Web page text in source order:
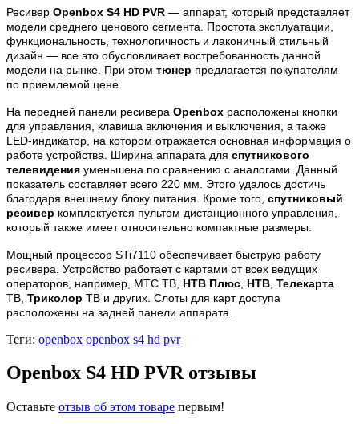
Ресивер Openbox S4 HD PVR — аппарат, который представляет
модели среднего ценового сегмента. Простота эксплуатации,
функциональность, технологичность и лаконичный стильный
дизайн — все это обусловливает востребованность данной
модели на рынке. При этом тюнер предлагается покупателям
по приемлемой цене.
На передней панели ресивера Openbox расположены кнопки
для управления, клавиша включения и выключения, а также
LED-индикатор, на котором отражается основная информация о
работе устройства. Ширина аппарата для спутникового
телевидения уменьшена по сравнению с аналогами. Данный
показатель составляет всего 220 мм. Этого удалось достичь
благодаря внешнему блоку питания. Кроме того, спутниковый
ресивер комплектуется пультом дистанционного управления,
который также имеет относительно компактные размеры.
Мощный процессор STi7110 обеспечивает быструю работу
ресивера. Устройство работает с картами от всех ведущих
операторов, например, МТС ТВ, НТВ Плюс НТВ Телекарта
ТВ, Триколор ТВ и других. Слоты для карт доступа
расположены на задней панели аппарата.
Теги: openbox openbox s4 hd pvr
Openbox S4 HD PVR отзывы
Оставьте отзыв об этом товаре первым!